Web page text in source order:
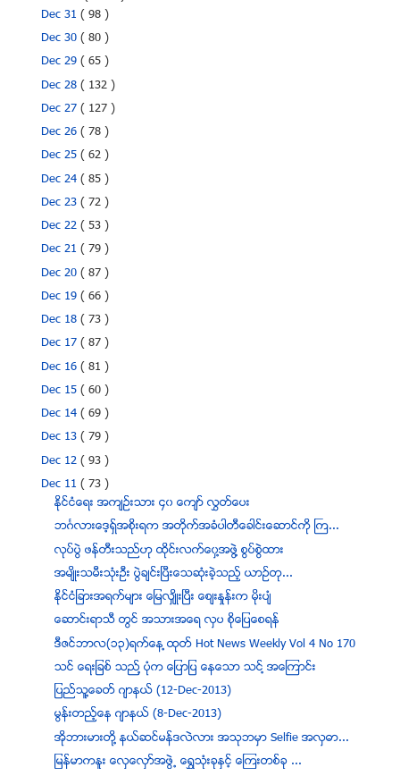
Dec 31( 98 )
Dec 30( 80 )
Dec 29( 65 )
Dec 28( 132 )
Dec 27( 127 )
Dec 26( 78 )
Dec 25( 62 )
Dec 24( 85 )
Dec 23( 72 )
Dec 22( 53 )
Dec 21( 79 )
Dec 20( 87 )
Dec 19( 66 )
Dec 18( 73 )
Dec 17( 87 )
Dec 16( 81 )
Dec 15( 60 )
Dec 14( 69 )
Dec 13( 79 )
Dec 12( 93 )
Dec 11( 73 )
ႏိုင္ငံေရး အက်ဥ္းသား ၄၀ ေက်ာ္ လႊတ္ေပး
ဘဂၤလားေဒ့ရွ္အစုိးရက အတုိက္အခံပါတီေခါင္းေဆာင္ကုိ ႀက...
လုပ္ပြဲ ဖန္တီးသည္ဟု ထိုင္းလက္ေ၀ွ႔အဖြဲ႔ စြပ္စြဲထား
အမ်ိဳးသမီးသံုးဦး ပဲြခ်င္းၿပီးေသဆံုးခဲ့သည့္ ယာဥ္တု...
ႏိုင္ငံျခားအရက္မ်ား ေျမလွ်ိဳးၿပီး ေစ်းႏႈန္းက မိုးပ်ံ
ေဆာင္းရာသီ တြင္ အသားအေရ လွပ စိုေျပေစရန္
ဒီဇင္ဘာလ(၁၃)ရက္ေန ့ထုတ္ Hot News Weekly Vol 4 No 170
သင္ ေရးျခစ္ သည္႔ ပံုက ေျပာျပ ေနေသာ သင္႔ အေၾကာင္း
ျပည္သူ႔ေခတ္ ဂ်ာနယ္ (12-Dec-2013)
မြန္းတည့္ေန ဂ်ာနယ္ (8-Dec-2013)
အုိဘားမားတို႔ နယ္ဆင္မန္ဒလဲလား အသုဘမွာ Selfie အလွဓာ...
ျမန္မာကနူး ေလွေလွာ္အဖြဲ႕ ေရႊသုံးခုနွင့္ ေၾကးတစ္ခု ...